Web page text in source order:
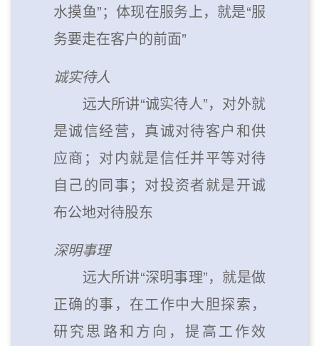
水摸鱼”；体现在服务上，就是“服
务要走在客户的前面”
诚实待人
远大所讲“诚实待人”，对外就
是诚信经营，真诚对待客户和供
应商；对内就是信任并平等对待
自己的同事；对投资者就是开诚
布公地对待股东
深明事理
远大所讲“深明事理”，就是做
正确的事，在工作中大胆探索，
研究思路和方向，提高工作效